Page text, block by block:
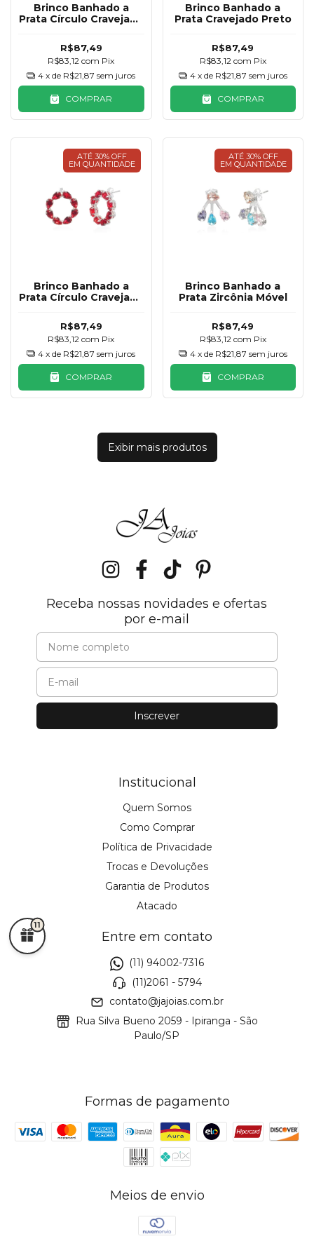
Brinco Banhado a
Prata Círculo Cravejado
R$87,49
R$83,12com Pix
4 x de R$21,87 sem juros
COMPRAR
Brinco Banhado a
Prata Cravejado Preto
R$87,49
R$83,12 com Pix
4 x de R$21,87 sem juros
COMPRAR
ATÉ 30% OFF
EM QUANTIDADE
Brinco Banhado a
Prata Círculo Cravejado
R$87,49
R$83,12com Pix
4 x de R$21,87 sem juros
COMPRAR
ATÉ 30% OFF
EM QUANTIDADE
Brinco Banhado a
Prata Zircônia Móvel
R$87,49
R$83,12 com Pix
4 x de R$21,87 sem juros
COMPRAR
Exibir mais produtos
Receba nossas novidades e ofertas
por e-mail
Institucional
Quem Somos
Como Comprar
Política de Privacidade
Trocas e Devoluções
Garantia de Produtos
Atacado
Entre em contato
(11) 94002-7316
(11)2061 - 5794
contato@jajoias.com.br
Rua Silva Bueno 2059 - Ipiranga - São
Paulo/SP
Formas de pagamento
Meios de envio
11